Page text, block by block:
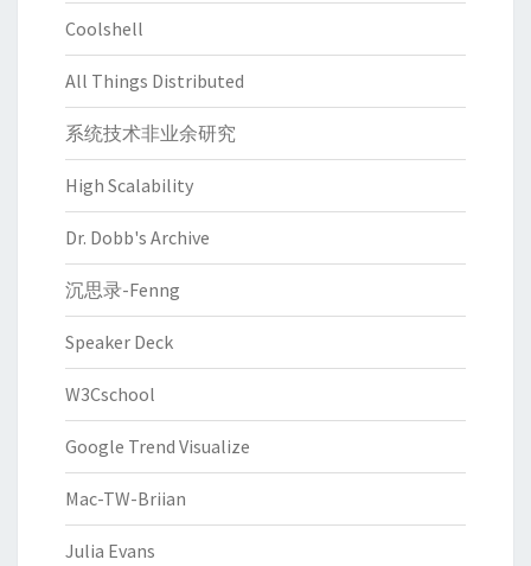
Coolshell
All Things Distributed
系统技术非业余研究
High Scalability
Dr. Dobb's Archive
沉思录-Fenng
Speaker Deck
W3Cschool
Google Trend Visualize
Mac-TW-Briian
Julia Evans